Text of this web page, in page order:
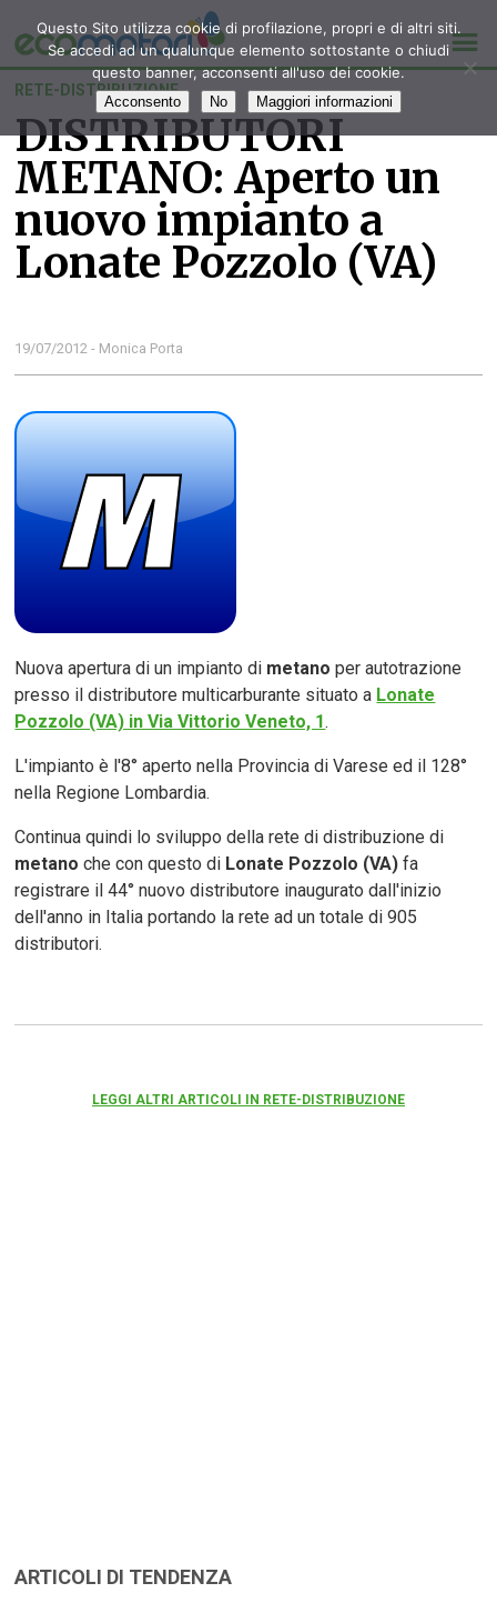
RETE-DISTRIBUZIONE
DISTRIBUTORI
METANO: Aperto un
nuovo impianto a
Lonate Pozzolo (VA)
19/07/2012 - Monica Porta
Nuova apertura di un impianto di metano per autotrazione
presso il distributore multicarburante situato a Lonate
Pozzolo (VA) in Via Vittorio Veneto, 1.
L'impianto è l'8° aperto nella Provincia di Varese ed il 128°
nella Regione Lombardia.
Continua quindi lo sviluppo della rete di distribuzione di
metano che con questo di Lonate Pozzolo (VA) fa
registrare il 44° nuovo distributore inaugurato dall'inizio
dell'anno in Italia portando la rete ad un totale di 905
distributori.
LEGGI ALTRI ARTICOLI IN RETE-DISTRIBUZIONE
ARTICOLI DI TENDENZA
Questo Sito utilizza cookie di profilazione, propri e di altri siti.
Se accedi ad un qualunque elemento sottostante o chiudi
questo banner, acconsenti all'uso dei cookie.
Acconsento No Maggiori informazioni